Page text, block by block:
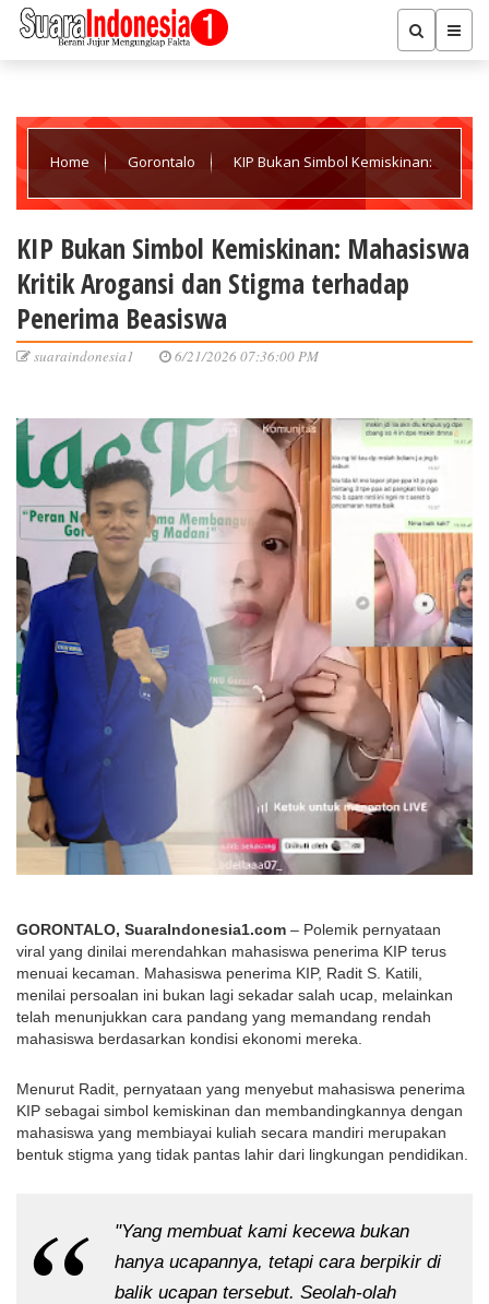
Home Gorontalo KIP Bukan Simbol Kemiskinan:
Beasiswa
KIP Bukan Simbol Kemiskinan: Mahasiswa
Kritik Arogansi dan Stigma terhadap
Penerima Beasiswa
suaraindonesia1 6/21/2026 07:36:00 PM
GORONTALO, SuaraIndonesia1.com – Polemik pernyataan
viral yang dinilai merendahkan mahasiswa penerima KIP terus
menuai kecaman. Mahasiswa penerima KIP, Radit S. Katili,
menilai persoalan ini bukan lagi sekadar salah ucap, melainkan
telah menunjukkan cara pandang yang memandang rendah
mahasiswa berdasarkan kondisi ekonomi mereka.
Menurut Radit, pernyataan yang menyebut mahasiswa penerima
KIP sebagai simbol kemiskinan dan membandingkannya dengan
mahasiswa yang membiayai kuliah secara mandiri merupakan
bentuk stigma yang tidak pantas lahir dari lingkungan pendidikan.
"Yang membuat kami kecewa bukan
hanya ucapannya, tetapi cara berpikir di
balik ucapan tersebut. Seolah-olah